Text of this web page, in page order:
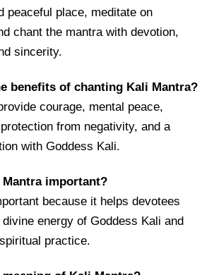
peaceful place, meditate on
chant the mantra with devotion,
sincerity.
benefits of chanting Kali Mantra?
courage, mental peace,
from negativity, and a
with Goddess Kali.
important?
because it helps devotees
energy of Goddess Kali and
practice.